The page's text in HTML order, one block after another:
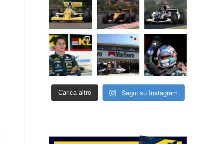
Carica altro Segui su Instagram